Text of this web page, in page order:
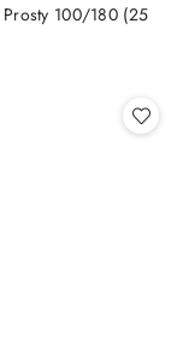
100/180 (25